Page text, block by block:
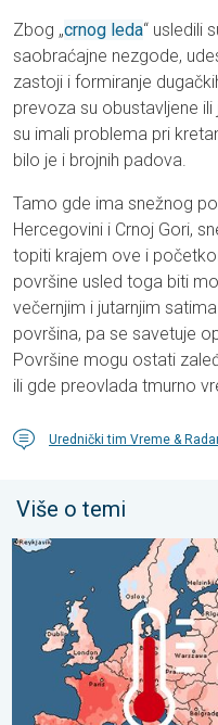
Zbog „crnog leda“ usledili
saobraćajne nezgode,
zastoji i formiranje
prevoza su obustavljene
su imali problema pri
bilo je i brojnih padova.
Tamo gde ima snežnog
Hercegovini i Crnoj Gori,
topiti krajem ove i
površine usled toga biti
večernjim i jutarnjim
površina, pa se savetuje
Površine mogu ostati
ili gde preovlada tmurno
Urednički tim Vreme &
Više o temi
Rekordno topao jun u